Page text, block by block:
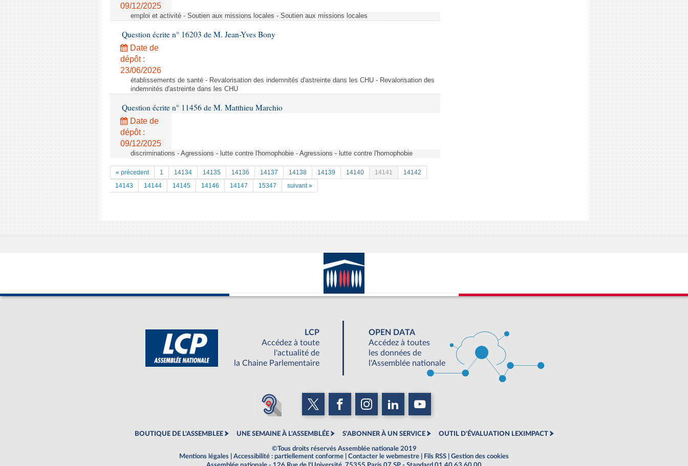
09/12/2025
emploi et activité - Soutien aux missions locales - Soutien aux missions locales
Question écrite n° 16203 de M. Jean-Yves Bony
Date de
dépôt :
23/06/2026
établissements de santé - Revalorisation des indemnités d'astreinte dans les CHU - Revalorisation des
indemnités d'astreinte dans les CHU
Question écrite n° 11456 de M. Matthieu Marchio
Date de
dépôt :
09/12/2025
discriminations - Agressions - lutte contre l'homophobie - Agressions - lutte contre l'homophobie
« précedent 1 14134 14135 14136 14137 14138 14139 14140 14141
14142
14143
14144 14145 14146 14147 15347 suivant »
LCP
Accédez à toute
l'actualité de
la Chaine Parlementaire
OPEN DATA
Accédez à toutes
les données de
l'Assemblée nationale
BOUTIQUE DE L'ASSEMBLEE UNE SEMAINE À L'ASSEMBLÉE S'ABONNER À UN SERVICE OUTIL D'ÉVALUATION LEXIMPACT
©Tous droits réservés Assemblée nationale 2019
Mentions légales
Accessibilité : partiellement conforme Contacter le webmestre Fils RSS
Gestion des cookies